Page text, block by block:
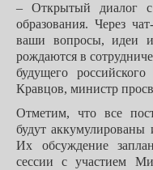
– Открытый диалог с
образования. Через
ваши вопросы, идеи
рождаются в
будущего
Кравцов, министр
Отметим, что все
будут аккумулированы
Их обсуждение
сессии с участием